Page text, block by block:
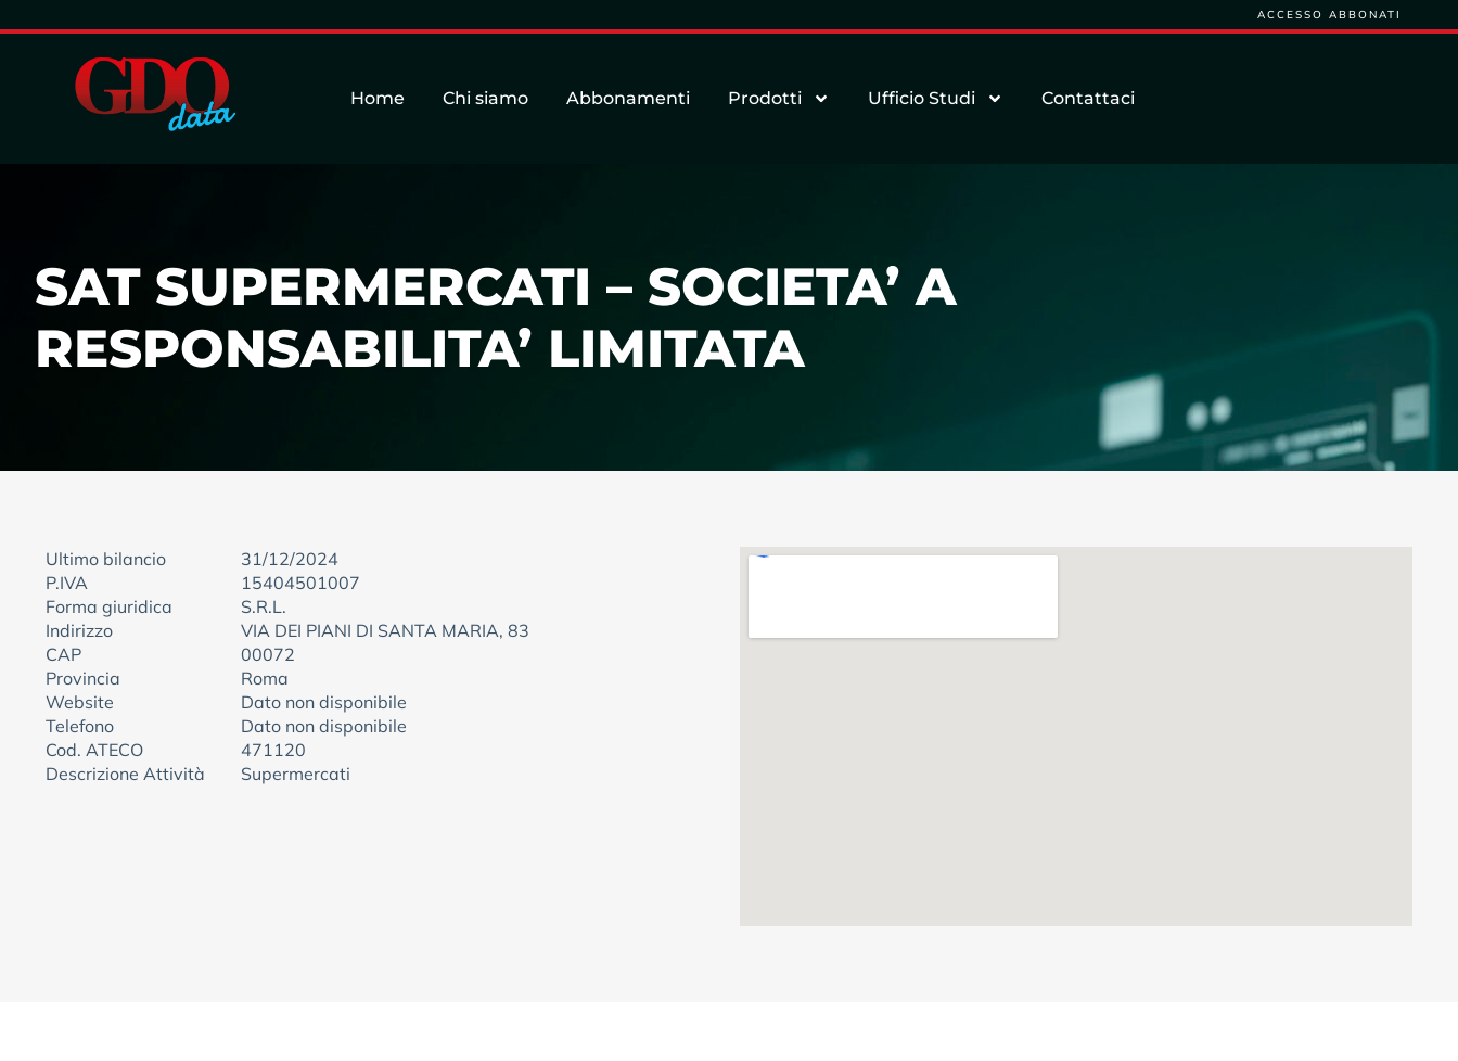
ACCESSO ABBONATI
Home Chi siamo Abbonamenti Prodotti Ufficio Studi Contattaci
SAT SUPERMERCATI – SOCIETA’ A
RESPONSABILITA’ LIMITATA
Ultimo bilancio
31/12/2024
P.IVA
15404501007
Forma giuridica
S.R.L.
Indirizzo
VIA DEI PIANI DI SANTA MARIA, 83
CAP
00072
Provincia
Roma
Website
Dato non disponibile
Telefono
Dato non disponibile
Cod. ATECO
471120
Descrizione Attività
Supermercati